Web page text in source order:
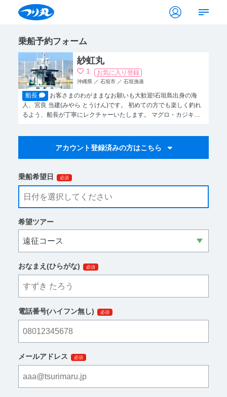
乗船予約フォーム
紗虹丸
1 お気に入り登録
沖縄県 ／ 石垣市 ／ 石垣漁港
船長
人、宮良 当建(みやら とうけん)です。 初めての方でも楽しく釣れ
るよう、船長が丁寧にレクチャーいたします。 マグロ・カジキの
乗船希望日 必須
希望ツアー
おなまえ(ひらがな) 必須
電話番号(ハイフン無し) 必須
メールアドレス 必須